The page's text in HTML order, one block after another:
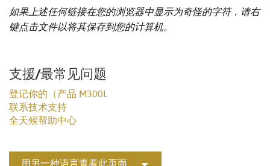
如果上述任何链接在您的浏览器中显示为奇怪的字符，请右
键点击文件以将其保存到您的计算机。
支援/最常见问题
登记你的（产品 M300L
联系技术支持
全天候帮助中心
用另一种语言查看此页面